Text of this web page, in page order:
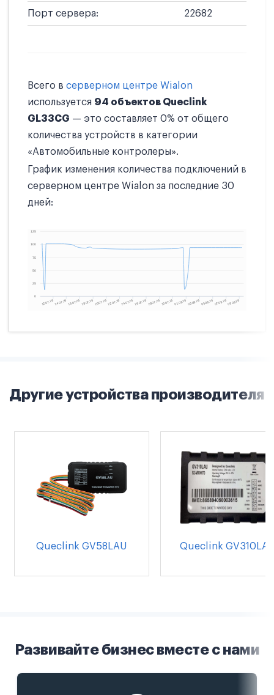
Порт сервера: 22682
Всего в серверном центре Wialon
используется 94 объектов Queclink
GL33CG — это составляет 0% от общего
количества устройств в категории
«Автомобильные контролеры».
График изменения количества подключений в
серверном центре Wialon за последние 30
дней:
Другие устройства производителя
Queclink GV58LAU Queclink
Развивайте бизнес вместе с нами